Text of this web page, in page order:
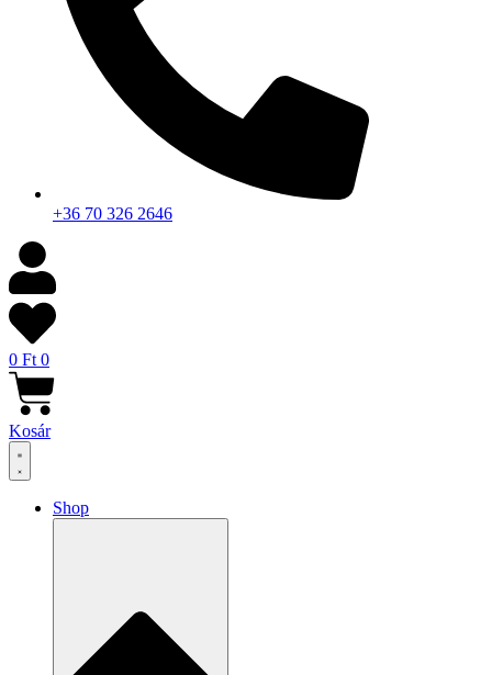
+36 70 326 2646
0 Ft 0
Kosár
Shop